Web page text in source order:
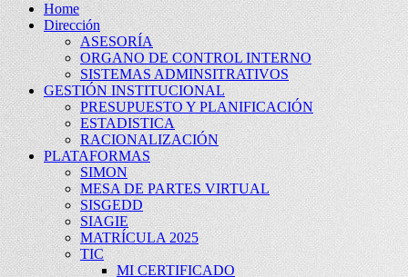
Home
Dirección
ASESORÍA
ORGANO DE CONTROL INTERNO
SISTEMAS ADMINSITRATIVOS
GESTIÓN INSTITUCIONAL
PRESUPUESTO Y PLANIFICACIÓN
ESTADISTICA
RACIONALIZACIÓN
PLATAFORMAS
SIMON
MESA DE PARTES VIRTUAL
SISGEDD
SIAGIE
MATRÍCULA 2025
TIC
MI CERTIFICADO